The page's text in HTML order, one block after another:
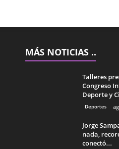
MÁS NOTICIAS ..
Talleres
Congreso
Deporte y
Deportes
Jorge
nada,
conectó...